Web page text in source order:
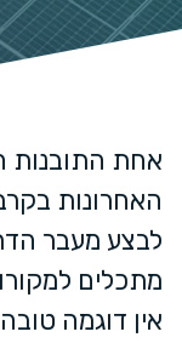
אחת התובנות
האחרונות
לבצע מעבר
מתכלים
אין דוגמה